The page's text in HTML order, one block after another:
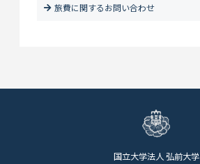
旅費に関するお問い合わせ
国立大学法人 弘前大学